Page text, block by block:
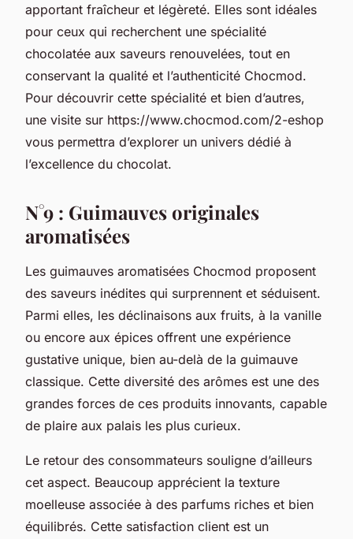
apportant fraîcheur et légèreté. Elles sont idéales
pour ceux qui recherchent une spécialité
chocolatée aux saveurs renouvelées, tout en
conservant la qualité et l’authenticité Chocmod.
Pour découvrir cette spécialité et bien d’autres,
une visite sur https://www.chocmod.com/2-eshop
vous permettra d’explorer un univers dédié à
l’excellence du chocolat.
N°9 : Guimauves originales
aromatisées
Les guimauves aromatisées Chocmod proposent
des saveurs inédites qui surprennent et séduisent.
Parmi elles, les déclinaisons aux fruits, à la vanille
ou encore aux épices offrent une expérience
gustative unique, bien au-delà de la guimauve
classique. Cette diversité des arômes est une des
grandes forces de ces produits innovants, capable
de plaire aux palais les plus curieux.
Le retour des consommateurs souligne d’ailleurs
cet aspect. Beaucoup apprécient la texture
moelleuse associée à des parfums riches et bien
équilibrés. Cette satisfaction client est un